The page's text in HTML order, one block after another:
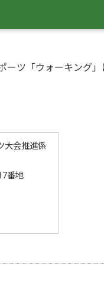
ーツ「ウォーキング」
大会推進係
番地